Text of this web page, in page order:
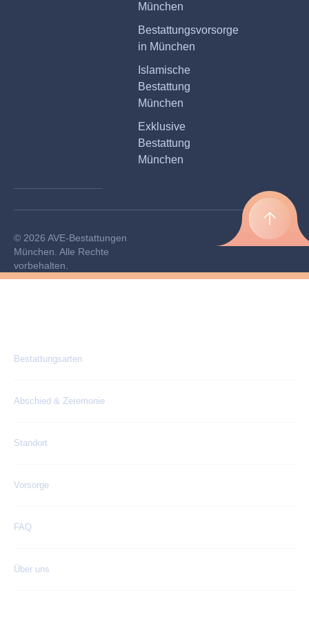
München
Bestattungsvorsorge
in München
Islamische
Bestattung
München
Exklusive
Bestattung
München
© 2026 AVE-Bestattungen
München. Alle Rechte
vorbehalten.
Bestattungsarten
Abschied & Zeremonie
Standort
Vorsorge
FAQ
Über uns